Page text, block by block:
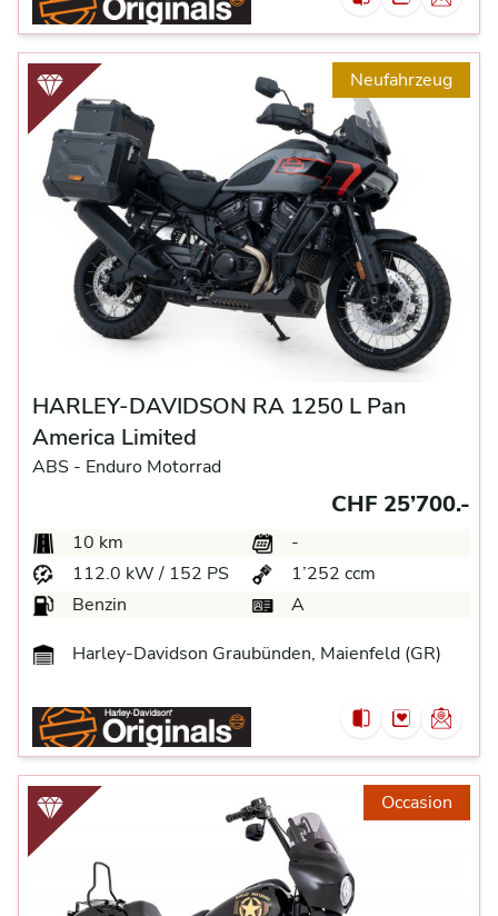
Neufahrzeug
HARLEY-DAVIDSON RA 1250 L Pan
America Limited
ABS - Enduro Motorrad
CHF 25’700.-
10 km
-
112.0 kW / 152 PS
1’252 ccm
Benzin
A
Harley-Davidson Graubünden, Maienfeld (GR)
Occasion